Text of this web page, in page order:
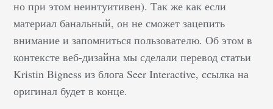
но при этом неинтуитивен). Так же как если
материал банальный, он не сможет зацепить
внимание и запомниться пользователю. Об этом в
контексте веб-дизайна мы сделали перевод статьи
Kristin Bigness из блога Seer Interactive, ссылка на
оригинал будет в конце.